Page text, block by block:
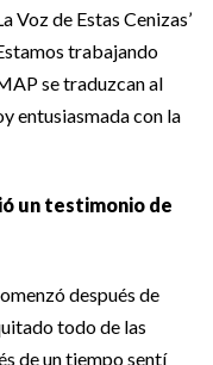
Voz de Estas Cenizas’
trabajando
se traduzcan al
entusiasmada con la
un testimonio de
después de
todo de las
de un tiempo sentí